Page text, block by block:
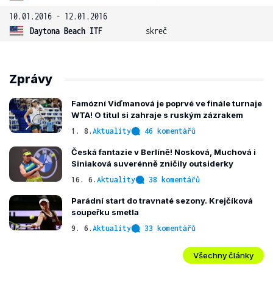
10.01.2016 - 12.01.2016
Daytona Beach ITF
skreč
Zprávy
Famózní Viďmanová je poprvé ve finále turnaje
WTA! O titul si zahraje s ruským zázrakem
1. 8. Aktuality 46 komentářů
Česká fantazie v Berlíně! Nosková, Muchová i
Siniaková suverénně zničily outsiderky
16. 6. Aktuality 38 komentářů
Parádní start do travnaté sezony. Krejčíková
soupeřku smetla
9. 6. Aktuality 33 komentářů
Všechny články